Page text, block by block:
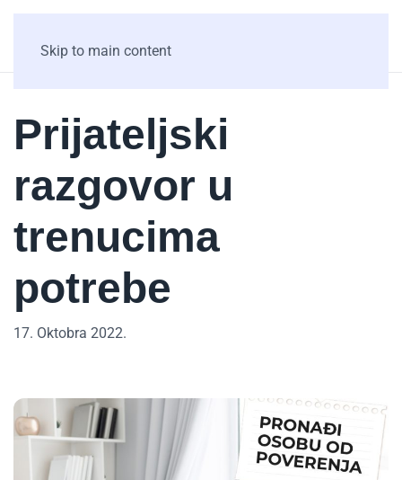
Skip to main content
Prijateljski
razgovor u
trenucima
potrebe
17. Oktobra 2022.